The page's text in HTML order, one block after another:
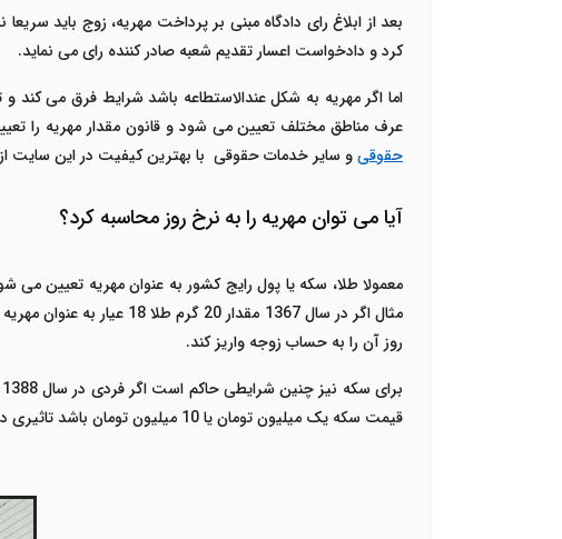
بعد از ابلاغ رای دادگاه مبنی بر پرداخت مهریه، زوج باید
کرد و دادخواست اعسار تقدیم شعبه صادر کننده رای می نماید.
اما اگر مهریه به شکل عندالاستطاعه باشد شرایط فرق می کند
عرف مناطق مختلف تعیین می شود و قانون مقدار مهریه را
حقوقیو سایر خدمات حقوقی با بهترین کیفیت در این سایت از 20 هزار تومان شروع خواهد شد .
آیا می توان مهریه را به نرخ روز محاسبه کرد؟
معمولا طلا، سکه یا پول رایج کشور به عنوان مهریه تعیین
روز آن را به حساب زوجه واریز کند.
قیمت سکه یک میلیون تومان یا 10 میلیون تومان باشد تاثیری در تعداد سکه پرداختی نخواهد داشت.